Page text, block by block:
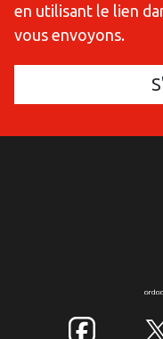
en utilisant le lien
vous envoyons.